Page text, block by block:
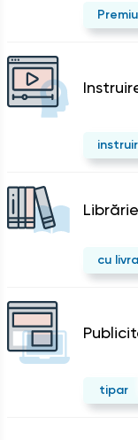
Librărie
cu
tipar